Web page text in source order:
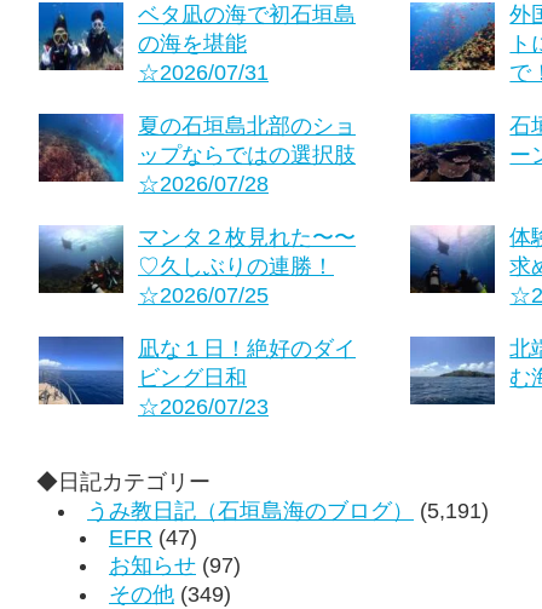
ベタ凪の海で初石垣島
の海を堪能
☆2026/07/31
外
ト
で
夏の石垣島北部のショ
ップならではの選択肢
☆2026/07/28
石
ー
マンタ２枚見れた〜〜
♡久しぶりの連勝！
☆2026/07/25
体
求
凪な１日！絶好のダイ
ビング日和
☆2026/07/23
北
む
◆日記カテゴリー
うみ教日記（石垣島海のブログ）
(5,191)
EFR (47)
お知らせ (97)
その他 (349)